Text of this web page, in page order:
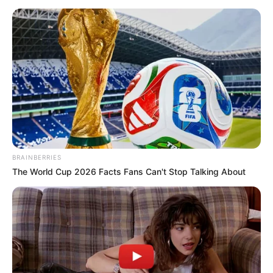
les agriculteurs qui sont dans une situation
financière difficile. Dans les colonnes du journal
localParis Normandie, Gilles et Isabelle ont
annoncé cette heureuse nouvelle, tout en
dévoilant le lieu de rendez-vous des Marchés
de l’Amour 2026 : l’hippodrome de Mauquenchy,
à 30 minutes de Rouen. Ils ne seront pas les
seuls à participer à cette vaste opération,
puisqu’une quinzaine d’ex-candidats
deL’amour est dans le présont attendus.
Un événement qui
coûte (beaucoup)
d’argent
Mais pour organiser un tel événement à échelle
BRAINBERRIES
The World Cup 2026 Facts Fans Can't Stop Talking About